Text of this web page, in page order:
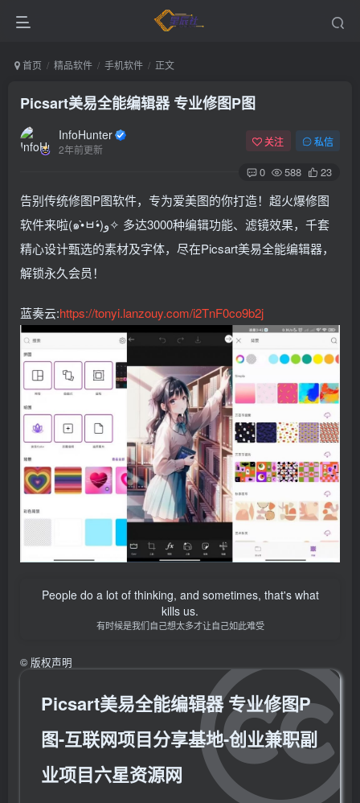
首页 精品软件 手机软件 正文
Picsart美易全能编辑器 专业修图P图
InfoHunter
2年前更新
关注 私信
0 588 23
告别传统修图P图软件，专为爱美图的你打造！超火爆修图
软件来啦(๑•̀ㅂ•́)و✧ 多达3000种编辑功能、滤镜效果，千套
精心设计甄选的素材及字体，尽在Picsart美易全能编辑器，
解锁永久会员！
蓝奏云:https://tonyi.lanzouy.com/i2TnF0co9b2j
People do a lot of thinking, and sometimes, that's what
kills us.
有时候是我们自己想太多才让自己如此难受
© 版权声明
Picsart美易全能编辑器 专业修图P
图-互联网项目分享基地-创业兼职副
业项目六星资源网